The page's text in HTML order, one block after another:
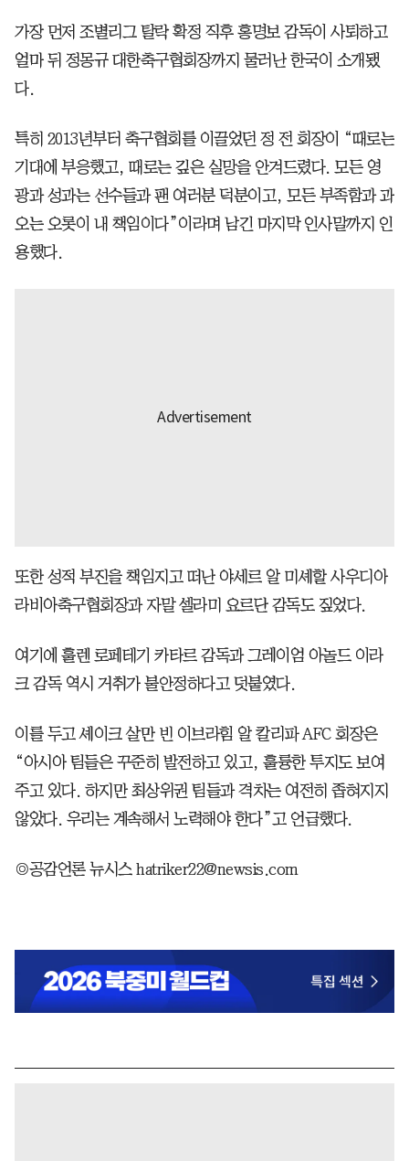
가장 먼저 조별리그 탈락 확정 직후 홍명보 감독이 사퇴하고
얼마 뒤 정몽규 대한축구협회장까지 물러난 한국이 소개됐
다.
특히 2013년부터 축구협회를 이끌었던 정 전 회장이 “때로는
기대에 부응했고, 때로는 깊은 실망을 안겨드렸다. 모든 영
광과 성과는 선수들과 팬 여러분 덕분이고, 모든 부족함과 과
오는 오롯이 내 책임이다”이라며 남긴 마지막 인사말까지 인
용했다.
또한 성적 부진을 책임지고 떠난 야세르 알 미셰할 사우디아
라비아축구협회장과 자말 셀라미 요르단 감독도 짚었다.
여기에 훌렌 로페테기 카타르 감독과 그레이엄 아놀드 이라
크 감독 역시 거취가 불안정하다고 덧붙였다.
이를 두고 셰이크 살만 빈 이브라힘 알 칼리파 AFC 회장은
“아시아 팀들은 꾸준히 발전하고 있고, 훌륭한 투지도 보여
주고 있다. 하지만 최상위권 팀들과 격차는 여전히 좁혀지지
않았다. 우리는 계속해서 노력해야 한다”고 언급했다.
◎공감언론 뉴시스 hatriker22@newsis.com